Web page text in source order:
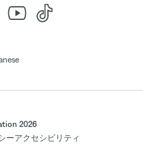
2026
ーアクセシビリティ